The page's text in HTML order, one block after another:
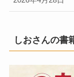
しおさんの書